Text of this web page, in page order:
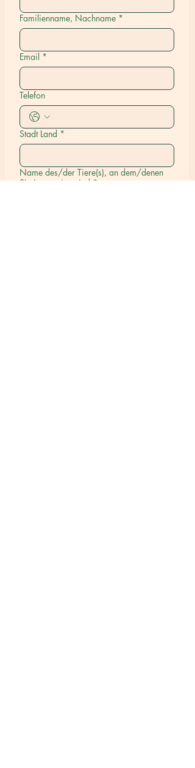
Familienname, Nachname *
Email *
Telefon
Stadt Land *
Name des/der Tiere(s), an dem/denen
Sie interessiert sind *